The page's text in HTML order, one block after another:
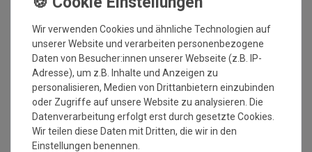
verschiedenen Rollenbreiten bestellt wird, dass es zu
Anfertigungen kommen kann.
Gerflor-Bodenbeläge sind Qualitätsprodukte mit hoher
Lebensdauer. Ein Gewährleistungsanspruch setzt die
Verarbeitung nach DIN 18 365 Bodenbelagsarbeiten und die
sach- und fachgerechte Ausführung der Arbeit voraus. Der
Unterboden muss eben, glatt, fest, rissfrei, trocken und
sauber sein. Der Belag sollte 24 Stunden vor Verlegung
ausgerollt und grob zugeschnitten werden. Zur Zeit der
Wir verwenden Cookies und ähnliche Technologien auf
unserer Website und verarbeiten personenbezogene
Daten von Besucher:innen unserer Webseite (z.B. IP-
Adresse), um z.B. Inhalte und Anzeigen zu
personalisieren, Medien von Drittanbietern einzubinden
oder Zugriffe auf unsere Website zu analysieren. Die
Datenverarbeitung erfolgt erst durch gesetzte Cookies.
Wir teilen diese Daten mit Dritten, die wir in den
Einstellungen benennen.